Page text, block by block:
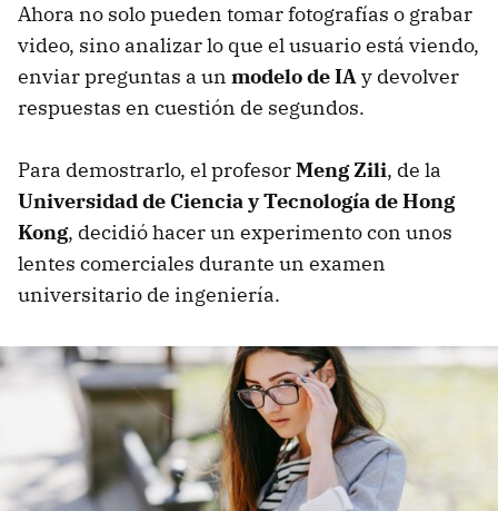
Ahora no solo pueden tomar fotografías o grabar
video, sino analizar lo que el usuario está viendo,
enviar preguntas a un modelo de IAy devolver
respuestas en cuestión de segundos.
Para demostrarlo, el profesorMeng Zili, de la
Universidad de Ciencia y Tecnología de Hong
Kong, decidió hacer un experimento con unos
lentes comerciales durante un examen
universitario de ingeniería.